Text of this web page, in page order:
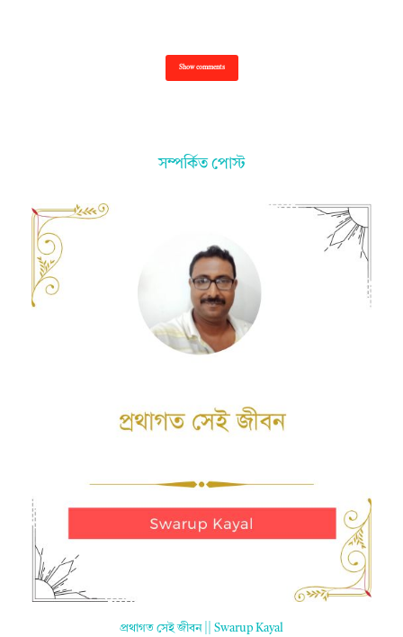
Show comments
সম্পর্কিত পোস্ট
প্রথাগত সেই জীবন || Swarup Kayal